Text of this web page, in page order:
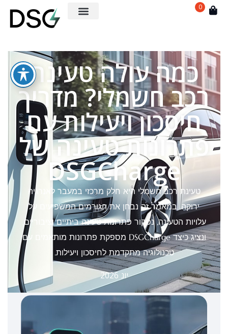
0
כמה עולה טעינת
רכב חשמלי? מדריך
חיסכון ויעילות עם
פתרונות טעינה של
DSGCharge
טעינת רכב חשמלי היא חלק מרכזי במעבר לאנרגיה
ירוקה. במאמר זה נבחן את הגורמים המשפיעים על
עלויות הטעינה, נסקור פתרונות טעינה ביתיים וציבוריים,
ונציג כיצד DSGCharge מספקת פתרונות מותאמים עם
טכנולוגיה מתקדמת לחיסכון ויעילות.
יונ 2026